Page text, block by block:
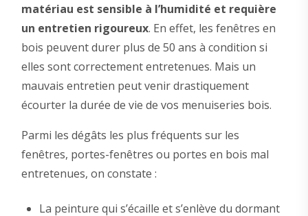
matériau est sensible à l’humidité et requière
un entretien rigoureux. En effet, les fenêtres en
bois peuvent durer plus de 50 ans à condition si
elles sont correctement entretenues. Mais un
mauvais entretien peut venir drastiquement
écourter la durée de vie de vos menuiseries bois.
Parmi les dégâts les plus fréquents sur les
fenêtres, portes-fenêtres ou portes en bois mal
entretenues, on constate :
La peinture qui s’écaille et s’enlève du dormant